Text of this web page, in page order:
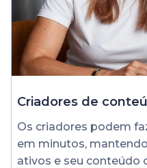
Criadores de
Os criadores podem
em minutos,
ativos e seu conteúdo